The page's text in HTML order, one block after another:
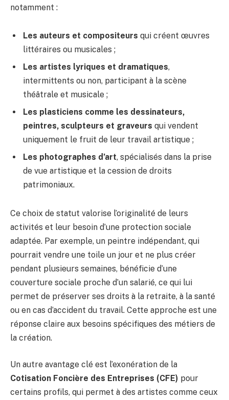
notamment :
Les auteurs et compositeurs qui créent œuvres
littéraires ou musicales ;
Les artistes lyriques et dramatiques,
intermittents ou non, participant à la scène
théâtrale et musicale ;
Les plasticiens comme les dessinateurs,
peintres, sculpteurs et graveurs qui vendent
uniquement le fruit de leur travail artistique ;
Les photographes d’art, spécialisés dans la prise
de vue artistique et la cession de droits
patrimoniaux.
Ce choix de statut valorise l’originalité de leurs
activités et leur besoin d’une protection sociale
adaptée. Par exemple, un peintre indépendant, qui
pourrait vendre une toile un jour et ne plus créer
pendant plusieurs semaines, bénéficie d’une
couverture sociale proche d’un salarié, ce qui lui
permet de préserver ses droits à la retraite, à la santé
ou en cas d’accident du travail. Cette approche est une
réponse claire aux besoins spécifiques des métiers de
la création.
Un autre avantage clé est l’exonération de la
Cotisation Foncière des Entreprises (CFE) pour
certains profils, qui permet à des artistes comme ceux